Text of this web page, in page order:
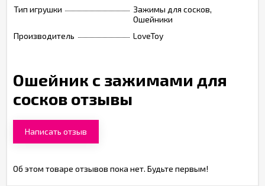
Тип игрушки
Зажимы для сосков,
Ошейники
Производитель
LoveToy
Ошейник с зажимами для
сосков отзывы
Написать отзыв
Об этом товаре отзывов пока нет. Будьте первым!